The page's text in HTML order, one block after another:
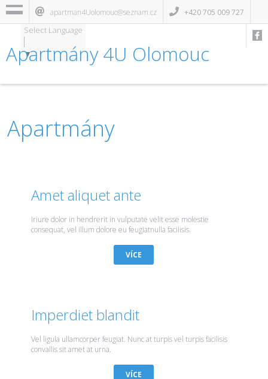
apartman4Uolomouc@seznam.cz +420 705 009 727
Select Language
▼
Apartmány 4U Olomouc
Apartmány
Amet aliquet ante
Iriure dolor in hendrerit in vulputate velit esse molestie
consequat, vel illum dolore eu feugiatnulla facilisis.
VÍCE
Imperdiet blandit
Vel ligula ullamcorper feugiat. Nunc at turpis vel turpis facilisis
convallis sit amet at urna.
VÍCE